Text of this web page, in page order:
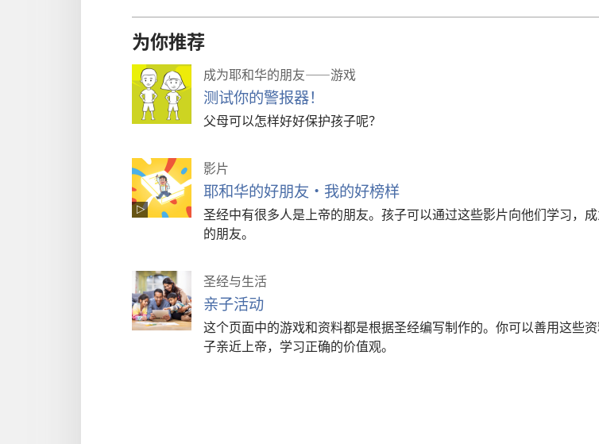
为你推荐
成为耶和华的朋友——游戏
测试你的警报器！
父母可以怎样好好保护孩子呢？
影片
耶和华的好朋友·我的好榜样
圣经中有很多人是上帝的朋友。孩子可以通过这些影片向他们学习，
的朋友。
圣经与生活
亲子活动
这个页面中的游戏和资料都是根据圣经编写制作的。你可以善用这些
子亲近上帝，学习正确的价值观。